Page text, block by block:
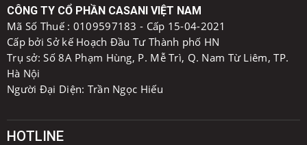
CÔNG TY CỔ PHẦN CASANI VIỆT NAM
Mã Số Thuế : 0109597183 - Cấp 15-04-2021
Cấp bởi Sở kế Hoạch Đầu Tư Thành phố HN
Trụ sở: Số 8A Phạm Hùng, P. Mễ Trì, Q. Nam Từ Liêm, TP.
Hà Nội
Người Đại Diện: Trần Ngọc Hiếu
HOTLINE